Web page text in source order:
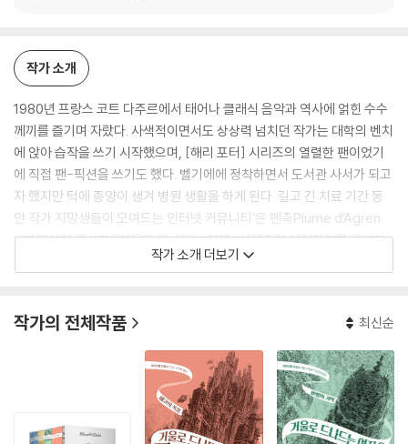
작가 소개
1980년 프랑스 코트 다주르에서 태어나 클래식 음악과 역사에 얽힌 수수
께끼를 즐기며 자랐다. 사색적이면서도 상상력 넘치던 작가는 대학의 벤치
에 앉아 습작을 쓰기 시작했으며, [해리 포터] 시리즈의 열렬한 팬이었기
에 직접 팬-픽션을 쓰기도 했다. 벨기에에 정착하면서 도서관 사서가 되고
자 했지만 턱에 종양이 생겨 병원 생활을 하게 된다. 길고 긴 치료 기간 동
안 작가 지망생들이 모여드는 인터넷 커뮤니티‘은 펜촉Plume d’Agren
t’에 자신이 구상한 『거울로 드나드는 여자』 시리즈의 아이디어를 공개하
고, 커뮤니티 회원들의 적극적인 지지로 공모 마감 전날 갈리마르 주니어
작가 소개 더보기
작가의 전체작품 최신순